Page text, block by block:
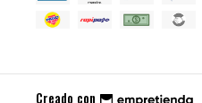
Creado con